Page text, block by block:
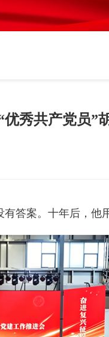
秀共产党员”
答案。十年后，他